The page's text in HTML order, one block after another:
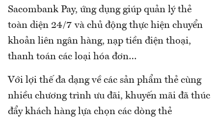
Sacombank Pay, ứng dụng giúp quản lý thẻ
toàn diện 24/7 và chủ động thực hiện chuyển
khoản liên ngân hàng, nạp tiền điện thoại,
thanh toán các loại hóa đơn…
Với lợi thế đa dạng về các sản phẩm thẻ cùng
nhiều chương trình ưu đãi, khuyến mãi đã thúc
đẩy khách hàng lựa chọn các dòng thẻ